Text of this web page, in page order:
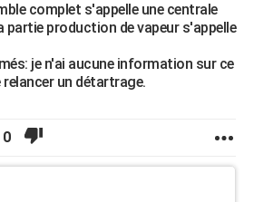
complet s'appelle une centrale
partie production de vapeur s'appelle
je n'ai aucune information sur ce
relancer un détartrage.
0